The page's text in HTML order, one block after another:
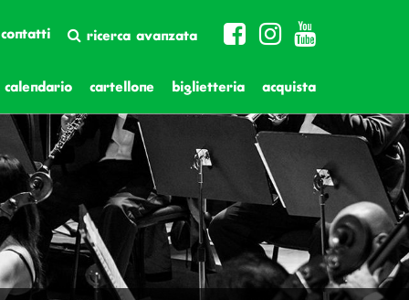
contatti ricerca avanzata
calendario cartellone biglietteria acquista